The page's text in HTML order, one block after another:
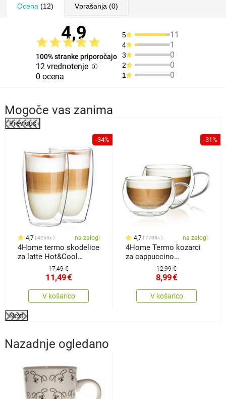
Ocena (12) Vprašanja (0)
4,9
100% stranke priporočajo
12 vrednotenje
0 ocena
5 11
4 1
3 0
2 0
1 0
Mogoče vas zanima
Previous
-34%
4,7 4258x na zalogi
4Home termo skodelice
za latte Hot&Cool
410ml, 2 kos
17,49 €
11,49€
V košarico
-31%
4,7 7708x na zalogi
4Home Termo kozarci
za cappuccino
Hot&Cool 280 ml, 2
12,99 €
8,99€
V košarico
Next
Nazadnje ogledano